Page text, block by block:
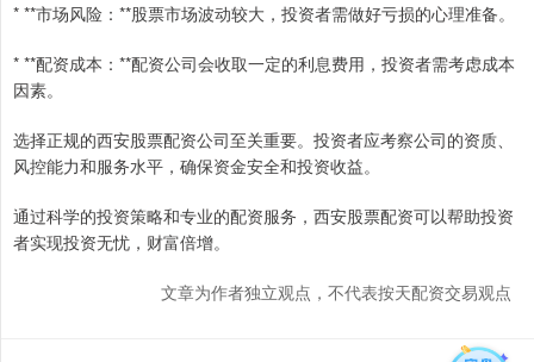
* **市场风险：**股票市场波动较大，投资者需做好亏损的心理准备。
* **配资成本：**配资公司会收取一定的利息费用，投资者需考虑成本
因素。
选择正规的西安股票配资公司至关重要。投资者应考察公司的资质、
风控能力和服务水平，确保资金安全和投资收益。
通过科学的投资策略和专业的配资服务，西安股票配资可以帮助投资
者实现投资无忧，财富倍增。
文章为作者独立观点，不代表按天配资交易观点